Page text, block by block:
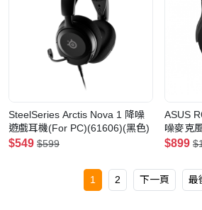
SteelSeries Arctis Nova 1 降噪
遊戲耳機(For PC)(61606)(黑色)
$549 $599
ASUS
噪麥克
$899
1 2 下一頁 最